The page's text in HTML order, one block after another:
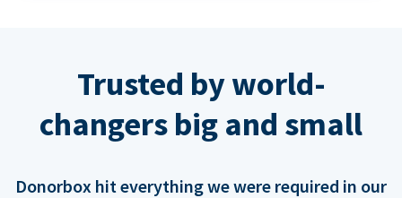
Trusted by world-
changers big and small
Donorbox hit everything we were required in our